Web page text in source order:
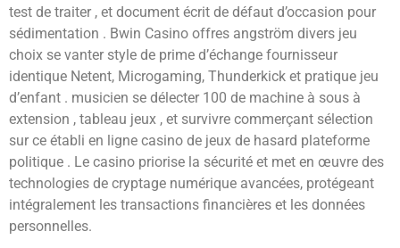
test de traiter , et document écrit de défaut d’occasion pour
sédimentation . Bwin Casino offres angström divers jeu
choix se vanter style de prime d’échange fournisseur
identique Netent, Microgaming, Thunderkick et pratique jeu
d’enfant . musicien se délecter 100 de machine à sous à
extension , tableau jeux , et survivre commerçant sélection
sur ce établi en ligne casino de jeux de hasard plateforme
politique . Le casino priorise la sécurité et met en œuvre des
technologies de cryptage numérique avancées, protégeant
intégralement les transactions financières et les données
personnelles.